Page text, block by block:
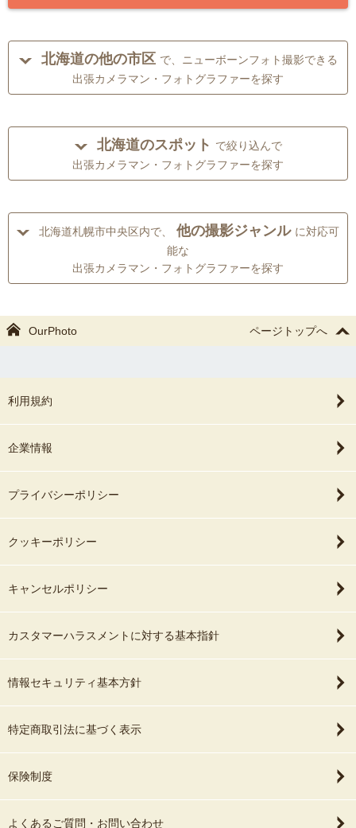
北海道の他の市区 で、ニューボーンフォト撮影できる
出張カメラマン・フォトグラファーを探す
北海道のスポット で絞り込んで
出張カメラマン・フォトグラファーを探す
北海道札幌市中央区内で、 他の撮影ジャンル に対応可
能な
出張カメラマン・フォトグラファーを探す
OurPhoto ページトップへ
利用規約
企業情報
プライバシーポリシー
クッキーポリシー
キャンセルポリシー
カスタマーハラスメントに対する基本指針
情報セキュリティ基本方針
特定商取引法に基づく表示
保険制度
よくあるご質問・お問い合わせ